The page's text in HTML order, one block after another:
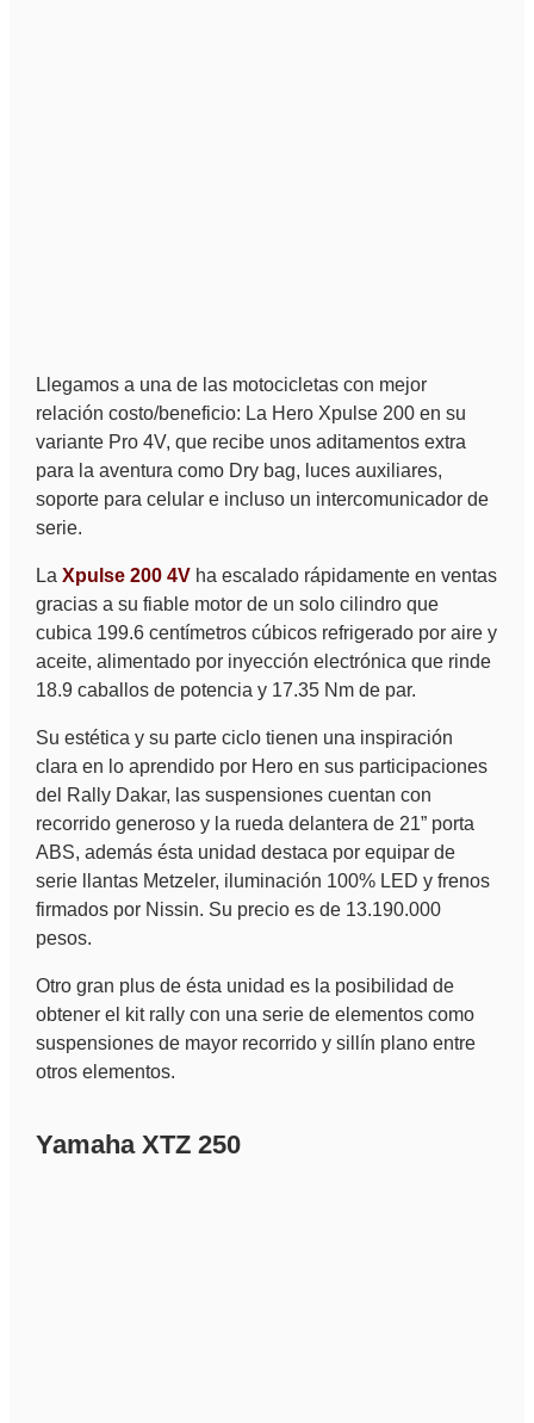
Llegamos a una de las motocicletas con mejor
relación costo/beneficio: La Hero Xpulse 200 en su
variante Pro 4V, que recibe unos aditamentos extra
para la aventura como Dry bag, luces auxiliares,
soporte para celular e incluso un intercomunicador de
serie.
La Xpulse 200 4Vha escalado rápidamente en ventas
gracias a su fiable motor de un solo cilindro que
cubica 199.6 centímetros cúbicos refrigerado por aire y
aceite, alimentado por inyección electrónica que rinde
18.9 caballos de potencia y 17.35 Nm de par.
Su estética y su parte ciclo tienen una inspiración
clara en lo aprendido por Hero en sus participaciones
del Rally Dakar, las suspensiones cuentan con
recorrido generoso y la rueda delantera de 21” porta
ABS, además ésta unidad destaca por equipar de
serie llantas Metzeler, iluminación 100% LED y frenos
firmados por Nissin. Su precio es de 13.190.000
pesos.
Otro gran plus de ésta unidad es la posibilidad de
obtener el kit rally con una serie de elementos como
suspensiones de mayor recorrido y sillín plano entre
otros elementos.
Yamaha XTZ 250